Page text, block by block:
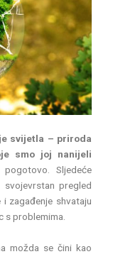
svijetla – priroda
smo joj nanijeli
pogotovo. Sljedeće
pregled
zagađenje shvataju
s problemima.
možda se čini kao